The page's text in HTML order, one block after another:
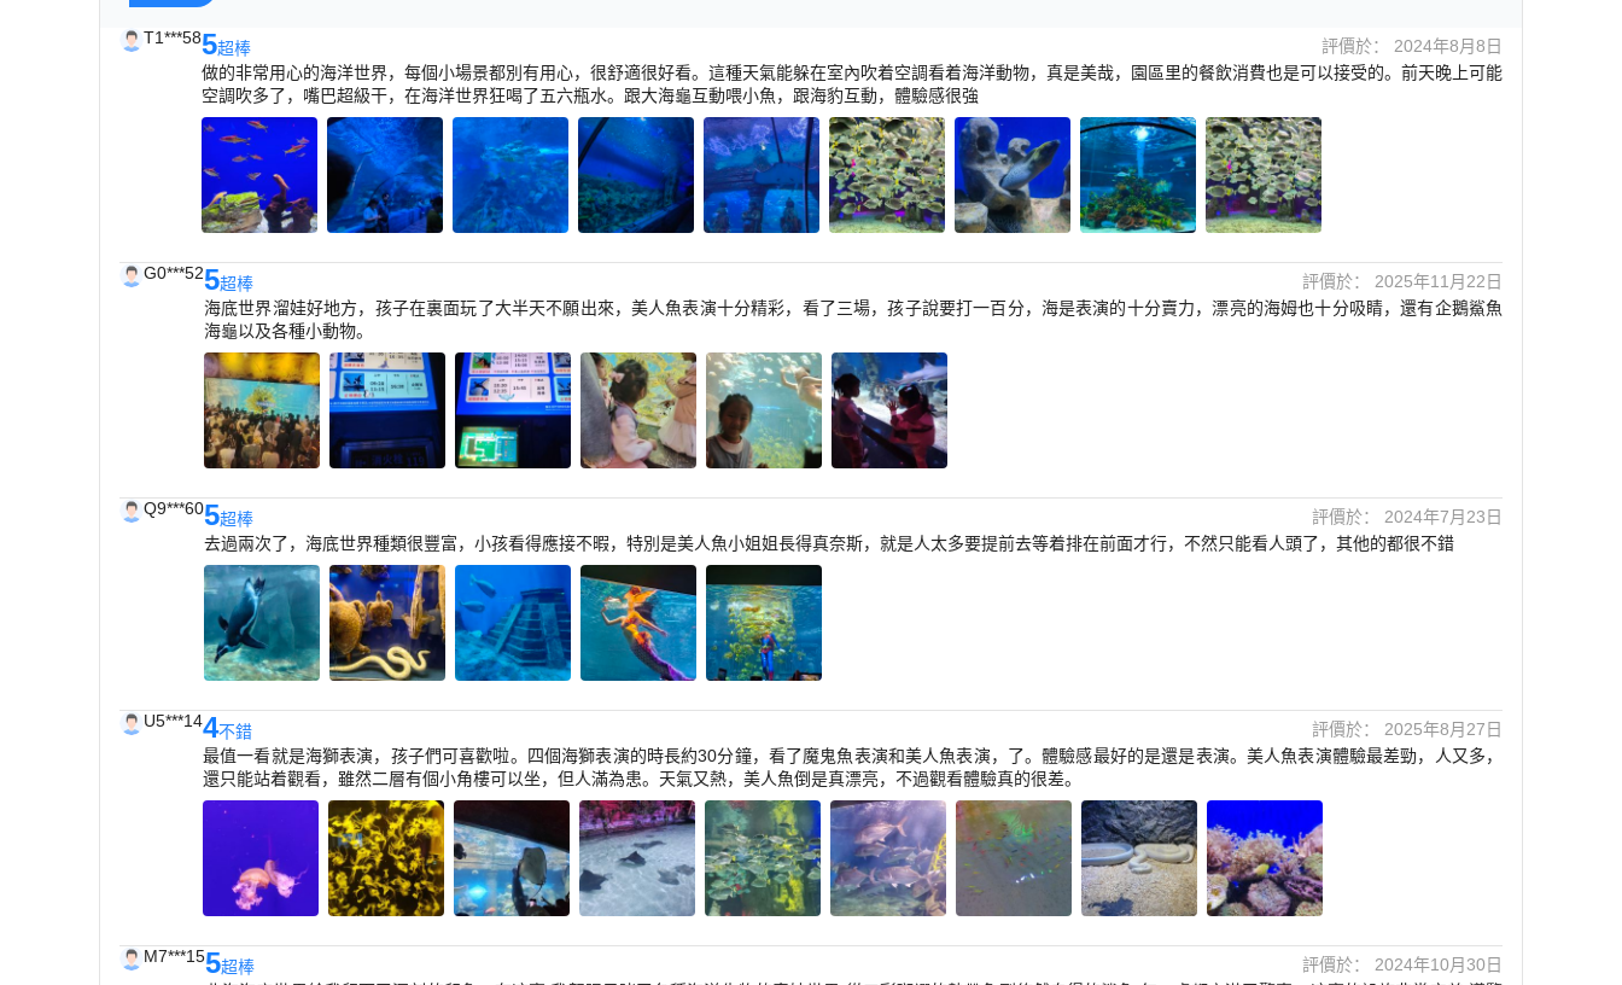
T1***585超棒
評價於： 2024年8月8日
做的非常用心的海洋世界，每個小場景都別有用心，很舒適很好看。這種天氣能躲在室內吹着空調看着海洋動物，真是美哉，園區里的餐飲消費也是可以接受的。前天晚上可能
空調吹多了，嘴巴超級干，在海洋世界狂喝了五六瓶水。跟大海龜互動喂小魚，跟海豹互動，體驗感很強
G0***525超棒
評價於： 2025年11月22日
海底世界溜娃好地方，孩子在裏面玩了大半天不願出來，美人魚表演十分精彩，看了三場，孩子說要打一百分，海是表演的十分賣力，漂亮的海姆也十分吸睛，還有企鵝鯊魚
海龜以及各種小動物。
Q9***605超棒
評價於： 2024年7月23日
去過兩次了，海底世界種類很豐富，小孩看得應接不暇，特別是美人魚小姐姐長得真奈斯，就是人太多要提前去等着排在前面才行，不然只能看人頭了，其他的都很不錯
U5***144不錯
評價於： 2025年8月27日
最值一看就是海獅表演，孩子們可喜歡啦。四個海獅表演的時長約30分鐘，看了魔鬼魚表演和美人魚表演，了。體驗感最好的是還是表演。美人魚表演體驗最差勁，人又多，
還只能站着觀看，雖然二層有個小角樓可以坐，但人滿為患。天氣又熱，美人魚倒是真漂亮，不過觀看體驗真的很差。
M7***155超棒
評價於： 2024年10月30日